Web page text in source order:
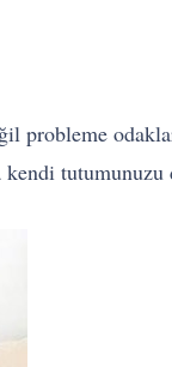
probleme
kendi